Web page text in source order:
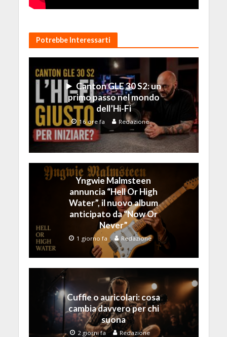
Potrebbe Interessarti
Canton GLE 30 S2: un
primo passo nel mondo
dell’Hi-Fi
16 ore fa Redazione
Yngwie Malmsteen
annuncia “Hell Or High
Water”, il nuovo album
anticipato da “Now Or
Never”
1 giorno fa Redazione
Cuffie o auricolari: cosa
cambia davvero per chi
suona
2 giorni fa Redazione